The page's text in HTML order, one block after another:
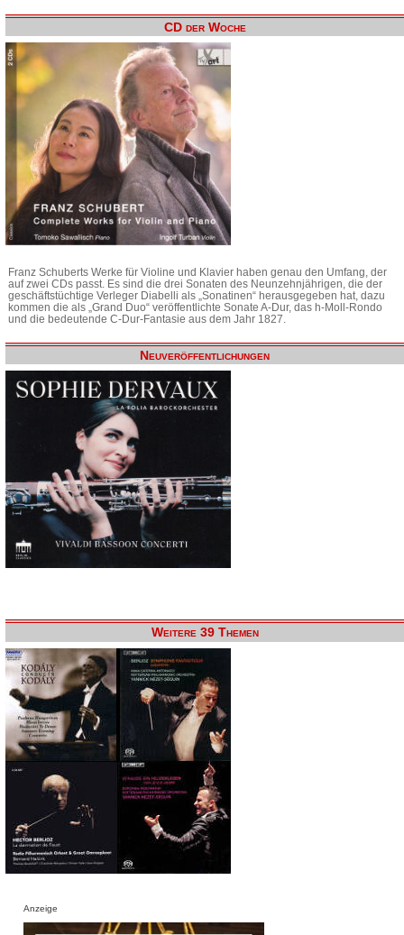
CD der Woche
Franz Schuberts Werke für Violine und Klavier haben genau den Umfang, der
auf zwei CDs passt. Es sind die drei Sonaten des Neunzehnjährigen, die der
geschäftstüchtige Verleger Diabelli als „Sonatinen“ herausgegeben hat, dazu
kommen die als „Grand Duo“ veröffentlichte Sonate A-Dur, das h-Moll-Rondo
und die bedeutende C-Dur-Fantasie aus dem Jahr 1827.
Neuveröffentlichungen
Weitere 39 Themen
Anzeige